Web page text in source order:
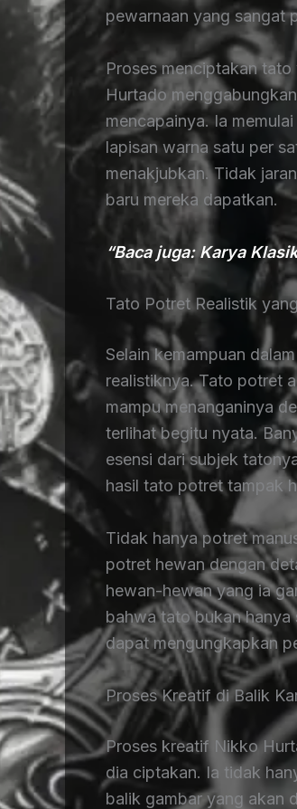
pewarnaan yang sangat
Proses menciptakan
Hurtado
mencapainya. Ia
lapisan warna satu per
menakjubkan. Tidak
baru mereka dapatkan.
“Baca juga: Karya
Tato Potret Realistik
Selain kemampuan
realistiknya. Tato potret
mampu menanganinya
terlihat begitu nyata.
esensi dari subjek
hasil tato potret tampak
Tidak hanya potret
potret hewan dengan
hewan-hewan yang ia
bahwa tato bukan hanya
dapat mengungkapkan
Proses Kreatif di Balik
Proses kreatif Nikko
dia ciptakan. Ia tidak
balik gambar yang akan